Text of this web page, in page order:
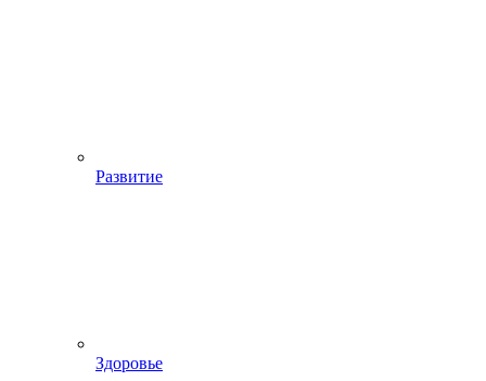
Развитие
Здоровье